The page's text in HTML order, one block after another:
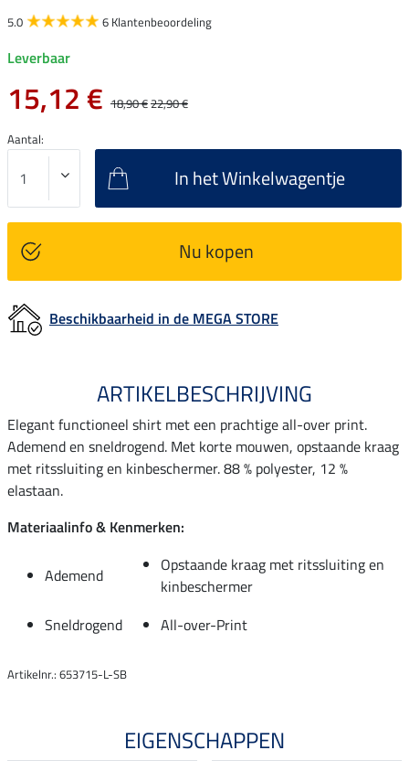
5.0 6 Klantenbeoordeling
Leverbaar
15,12 € 18,90 €22,90 €
Aantal:
In het Winkelwagentje
Nu kopen
Beschikbaarheid in de MEGA STORE
ARTIKELBESCHRIJVING
Elegant functioneel shirt met een prachtige all-over print.
Ademend en sneldrogend. Met korte mouwen, opstaande kraag
met ritssluiting en kinbeschermer. 88 % polyester, 12 %
elastaan.
Materiaalinfo & Kenmerken:
Ademend
Opstaande kraag met ritssluiting en
kinbeschermer
Sneldrogend
All-over-Print
Artikelnr.: 653715-L-SB
EIGENSCHAPPEN